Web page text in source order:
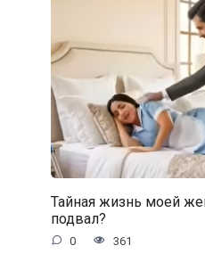
Тайная жизнь моей
подвал?
0 361